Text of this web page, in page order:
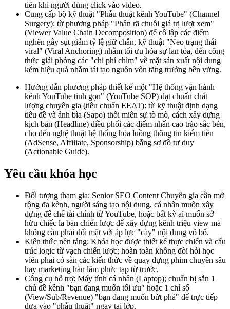
tiên khi người dùng click vào video.
Cung cấp bộ kỹ thuật "Phẫu thuật kênh YouTube" (Channel
Surgery): từ phương pháp "Phân rã chuỗi giá trị lượt xem"
(Viewer Value Chain Decomposition) để cô lập các điểm
nghẽn gây sụt giảm tỷ lệ giữ chân, kỹ thuật "Neo trạng thái
viral" (Viral Anchoring) nhằm tối ưu hóa sự lan tỏa, đến công
thức giải phóng các "chi phí chìm" về mặt sản xuất nội dung
kém hiệu quả nhằm tái tạo nguồn vốn tăng trưởng bền vững.
Hướng dẫn phương pháp thiết kế một "Hệ thống vận hành
kênh YouTube tinh gọn" (YouTube SOP) đạt chuẩn chất
lượng chuyên gia (tiêu chuẩn EEAT): từ kỹ thuật định dạng
tiêu đề và ảnh bìa (Sapo) thôi miên sự tò mò, cách xây dựng
kịch bản (Headline) điều phối các điểm nhấn cao trào sắc bén,
cho đến nghệ thuật hệ thống hóa luồng thông tin kiếm tiền
(AdSense, Affiliate, Sponsorship) bằng sơ đồ tư duy
(Actionable Guide).
Yêu cầu khóa học
Đối tượng tham gia: Senior SEO Content Chuyên gia cần mở
rộng đa kênh, người sáng tạo nội dung, cá nhân muốn xây
dựng đế chế tài chính từ YouTube, hoặc bất kỳ ai muốn sở
hữu chiếc la bàn chiến lược để xây dựng kênh triệu view mà
không cần phải đối mặt với áp lực "cày" nội dung vô bổ.
Kiến thức nền tảng: Khóa học được thiết kế thực chiến và cấu
trúc logic từ vạch chiến lược; hoàn toàn không đòi hỏi học
viên phải có sẵn các kiến thức về quay dựng phim chuyên sâu
hay marketing hàn lâm phức tạp từ trước.
Công cụ hỗ trợ: Máy tính cá nhân (Laptop); chuẩn bị sẵn 1
chủ đề kênh "bạn đang muốn tối ưu" hoặc 1 chỉ số
(View/Sub/Revenue) "bạn đang muốn bứt phá" để trực tiếp
đưa vào "phẫu thuật" ngay tại lớp.